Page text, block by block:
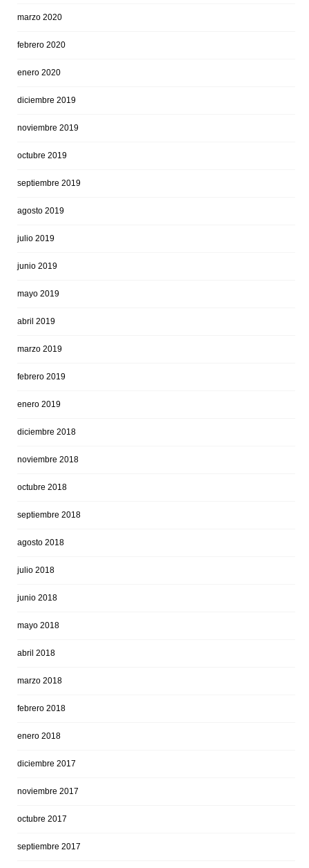
marzo 2020
febrero 2020
enero 2020
diciembre 2019
noviembre 2019
octubre 2019
septiembre 2019
agosto 2019
julio 2019
junio 2019
mayo 2019
abril 2019
marzo 2019
febrero 2019
enero 2019
diciembre 2018
noviembre 2018
octubre 2018
septiembre 2018
agosto 2018
julio 2018
junio 2018
mayo 2018
abril 2018
marzo 2018
febrero 2018
enero 2018
diciembre 2017
noviembre 2017
octubre 2017
septiembre 2017